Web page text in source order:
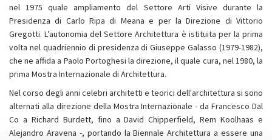
nel 1975 quale ampliamento del Settore Arti Visive durante la
Presidenza di Carlo Ripa di Meana e per la Direzione di Vittorio
Gregotti. L’autonomia del Settore Architettura è istituita per la prima
volta nel quadriennio di presidenza di Giuseppe Galasso (1979-1982),
che ne affida a Paolo Portoghesi la direzione, il quale cura, nel 1980, la
prima Mostra Internazionale di Architettura.
Nel corso degli anni celebri architetti e teorici dell'architettura si sono
alternati alla direzione della Mostra Internazionale - da Francesco Dal
Co a Richard Burdett, fino a David Chipperfield, Rem Koolhaas e
Alejandro Aravena -, portando la Biennale Architettura a essere una